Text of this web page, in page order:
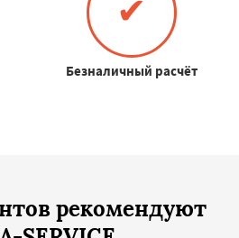
✔
Безналичный расчёт
рекомендуют